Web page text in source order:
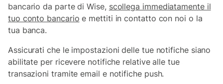
bancario da parte di Wise, scollega immediatamente il
tuo conto bancario e mettiti in contatto con noi o la
tua banca.
Assicurati che le impostazioni delle tue notifiche siano
abilitate per ricevere notifiche relative alle tue
transazioni tramite email e notifiche push.